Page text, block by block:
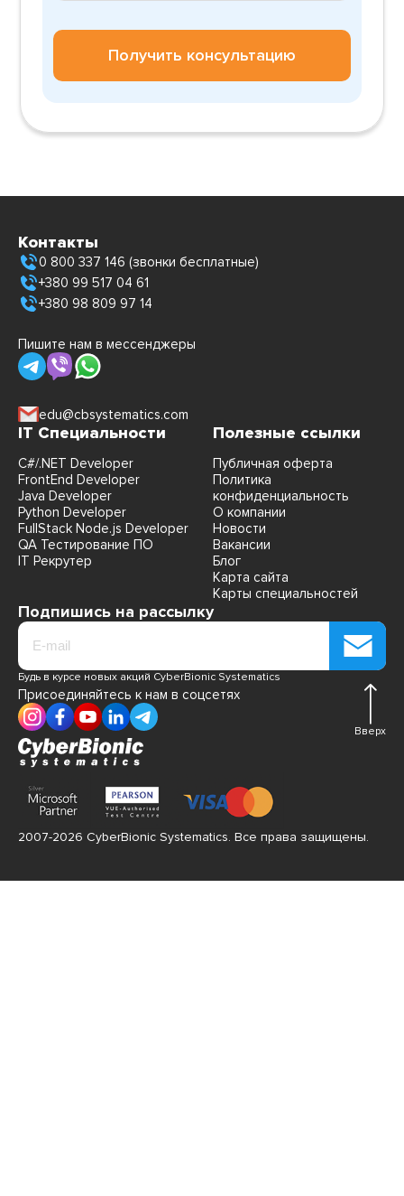
Получить консультацию
Контакты
0 800 337 146 (звонки бесплатные)
+380 99 517 04 61
+380 98 809 97 14
Пишите нам в мессенджеры
edu@cbsystematics.com
IT Специальности
C#/.NET Developer
FrontEnd Developer
Java Developer
Python Developer
FullStack Node.js Developer
QA Тестирование ПО
IT Рекрутер
Полезные ссылки
Публичная оферта
Политика
конфиденциальность
О компании
Новости
Вакансии
Блог
Карта сайта
Карты специальностей
Подпишись на рассылку
Будь в курсе новых акций CyberBionic Systematics
Присоединяйтесь к нам в соцсетях
Вверх
2007-2026 CyberBionic Systematics. Все права защищены.